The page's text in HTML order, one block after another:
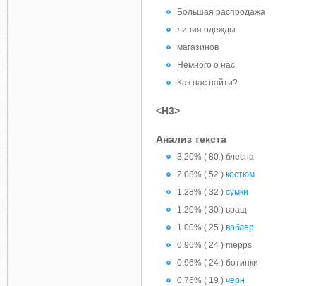
Большая распродажа
линия одежды
магазинов
Немного о нас
Как нас найти?
<H3>
Анализ текста
3.20% ( 80 ) блесна
2.08% ( 52 ) костюм
1.28% ( 32 ) сумки
1.20% ( 30 ) вращ
1.00% ( 25 ) воблер
0.96% ( 24 ) mepps
0.96% ( 24 ) ботинки
0.76% ( 19 ) черн